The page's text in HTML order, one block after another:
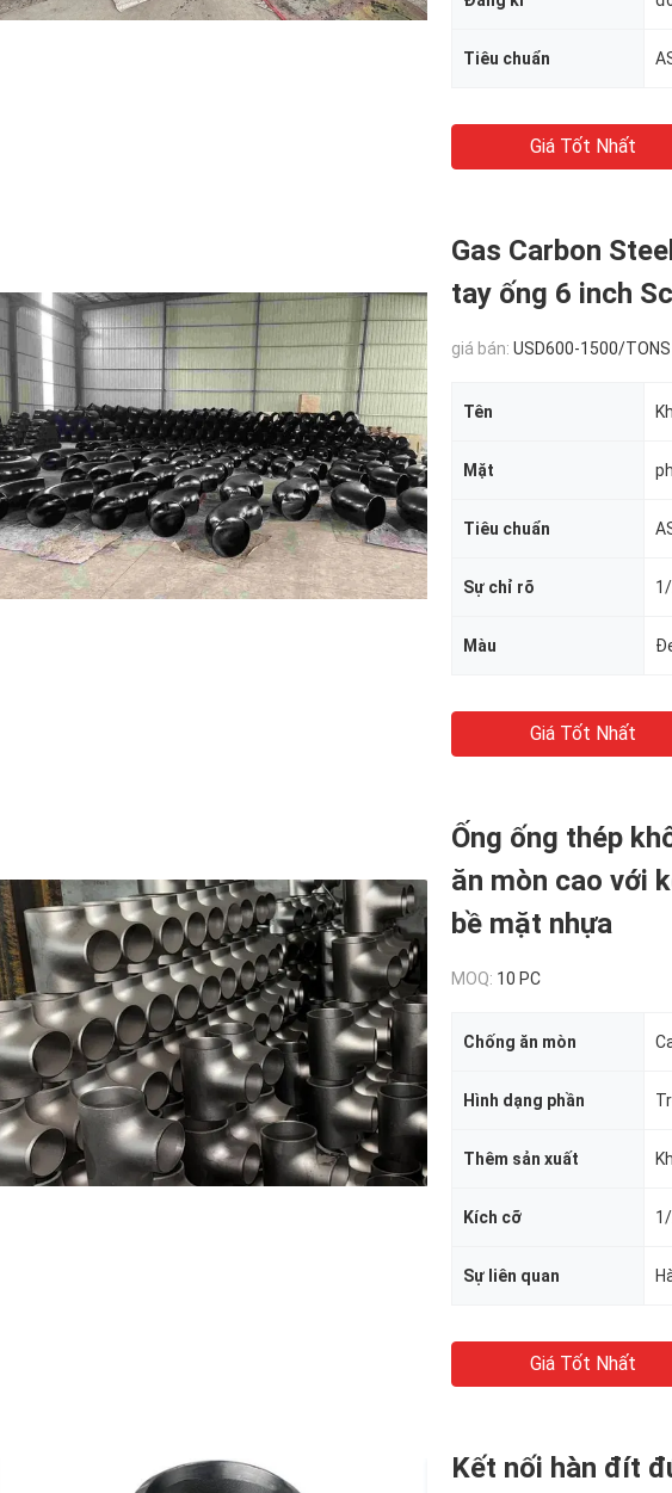
Tiêu chuẩn
Giá Tốt Nhất
Gas Carbon
tay ống 6 inch
giá bán: USD600-1500/TONS
Tên
Mặt
Tiêu chuẩn
Sự chỉ rõ
Màu
Giá Tốt Nhất
Ống ống thép
ăn mòn cao với
bề mặt nhựa
MOQ: 10 PC
Chống ăn mòn
Hình dạng phần
Thêm sản xuất
Kích cỡ
Sự liên quan
Giá Tốt Nhất
Kết nối hàn đít